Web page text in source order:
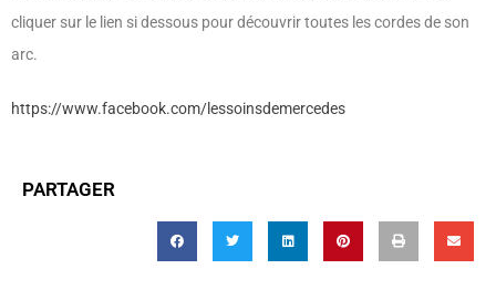
cliquer sur le lien si dessous pour découvrir toutes les cordes de son
arc.
https://www.facebook.com/lessoinsdemercedes
PARTAGER